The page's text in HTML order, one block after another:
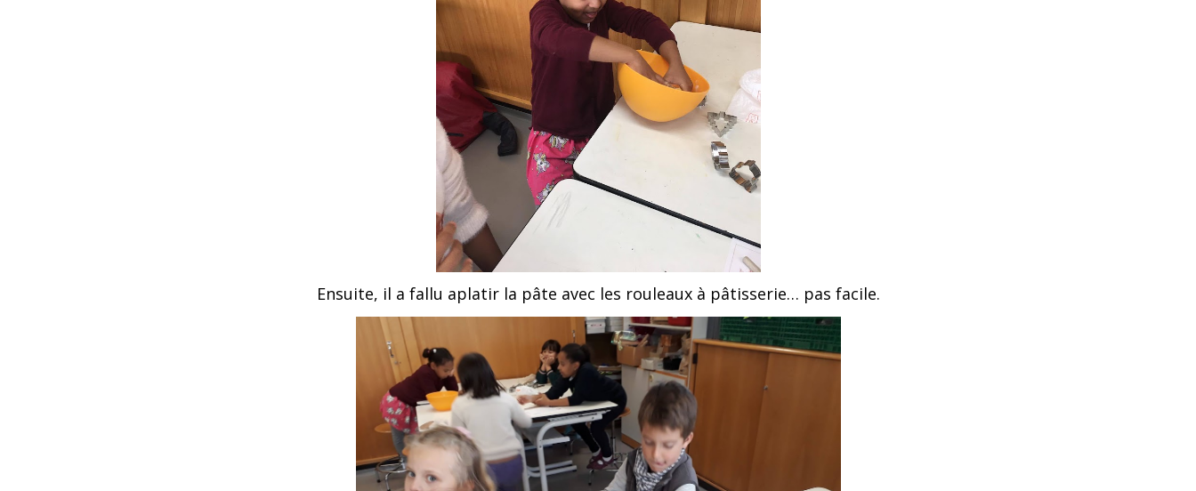
Ensuite, il a fallu aplatir la pâte avec les rouleaux à pâtisserie… pas facile.